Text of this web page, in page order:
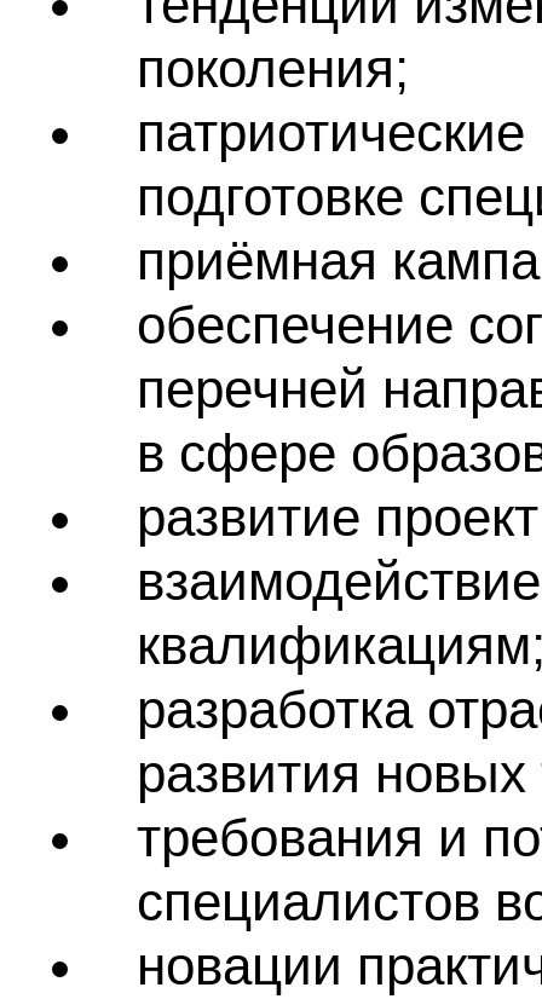
поколения;
подготовке
приёмная
обеспечение
перечней
в сфере
развитие
разработка
развития
требования и
специалистов
новации